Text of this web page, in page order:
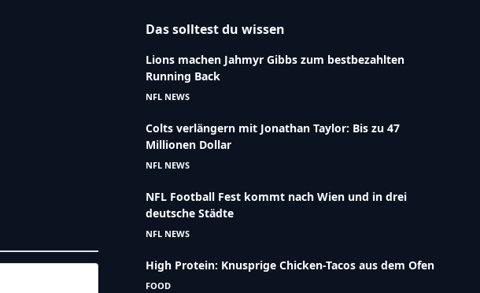
Das solltest du wissen
Lions machen Jahmyr Gibbs zum bestbezahlten
Running Back
NFL NEWS
Colts verlängern mit Jonathan Taylor: Bis zu 47
Millionen Dollar
NFL NEWS
NFL Football Fest kommt nach Wien und in drei
deutsche Städte
NFL NEWS
High Protein: Knusprige Chicken-Tacos aus dem Ofen
FOOD